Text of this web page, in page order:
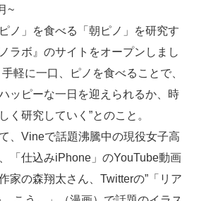
~
ノ」を食べる「朝ピノ」を研究す
ラボ』のサイトをオープンしまし
軽に一口、ピノを食べることで、
ッピーな一日を迎えられるか、時
く研究していく”とのこと。
、Vineで話題沸騰中の現役女子高
「仕込みiPhone」のYouTube動画
家の森翔太さん、Twitterの”「リア